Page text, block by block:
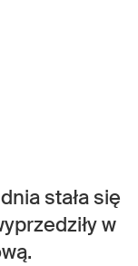
stała się
w